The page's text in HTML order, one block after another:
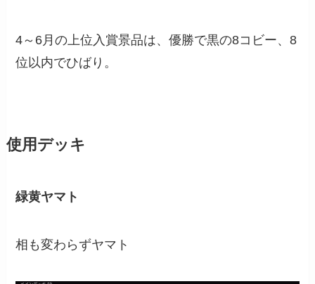
4～6月の上位入賞景品は、優勝で黒の8コビー、8
位以内でひばり。
使用デッキ
緑黄ヤマト
相も変わらずヤマト